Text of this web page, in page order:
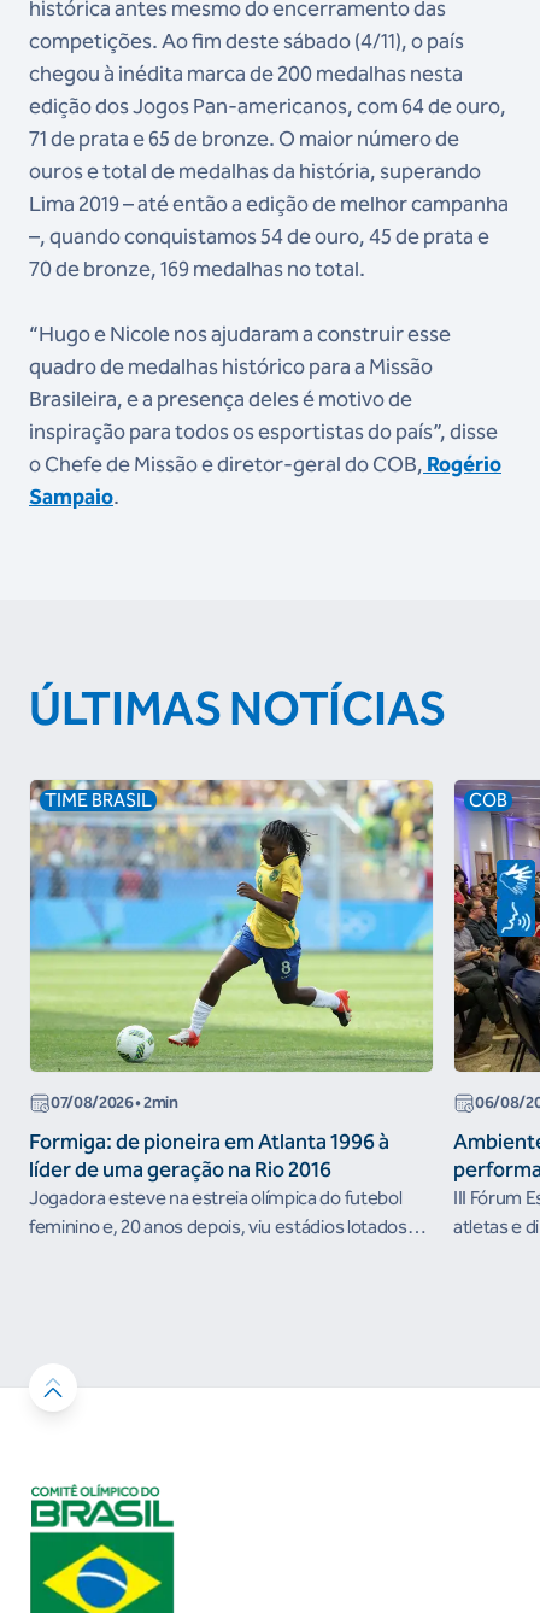
histórica antes mesmo do encerramento das
competições. Ao fim deste sábado (4/11), o país
chegou à inédita marca de 200 medalhas nesta
edição dos Jogos Pan-americanos, com 64 de ouro,
71 de prata e 65 de bronze. O maior número de
ouros e total de medalhas da história, superando
Lima 2019 – até então a edição de melhor campanha
–, quando conquistamos 54 de ouro, 45 de prata e
70 de bronze, 169 medalhas no total.
“Hugo e Nicole nos ajudaram a construir esse
quadro de medalhas histórico para a Missão
Brasileira, e a presença deles é motivo de
inspiração para todos os esportistas do país”, disse
o Chefe de Missão e diretor-geral do COB, Rogério
Sampaio.
ÚLTIMAS NOTÍCIAS
TIME BRASIL
07/08/2026• 2min
Formiga: de pioneira em Atlanta 1996 à
líder de uma geração na Rio 2016
Jogadora esteve na estreia olímpica do futebol
feminino e, 20 anos depois, viu estádios lotados
COB
06/08/
III Fórum
atletas e